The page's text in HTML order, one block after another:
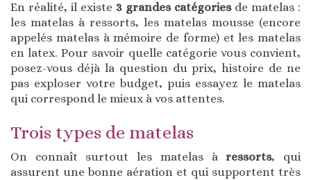
En réalité, il existe 3 grandes catégoriesde matelas :
les matelas à ressorts, les matelas mousse (encore
appelés matelas à mémoire de forme) et les matelas
en latex. Pour savoir quelle catégorie vous convient,
posez-vous déjà la question du prix, histoire de ne
pas exploser votre budget, puis essayez le matelas
qui correspond le mieux à vos attentes.
Trois types de matelas
On connaît surtout les matelas àressorts, qui
assurent une bonne aération et qui supportent très